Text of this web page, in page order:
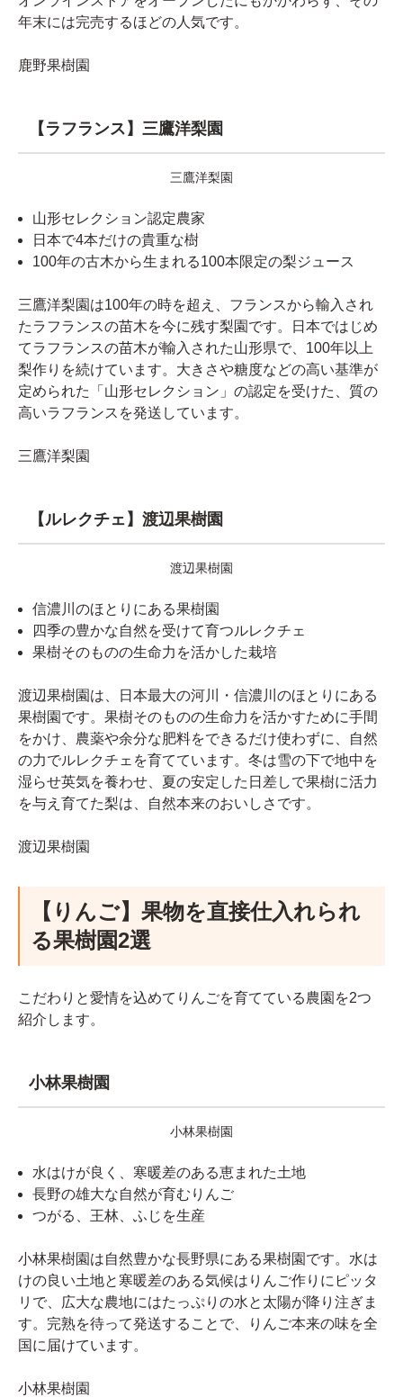
年末には完売するほどの人気です。
鹿野果樹園
【ラフランス】三鷹洋梨園
三鷹洋梨園
山形セレクション認定農家
日本で4本だけの貴重な樹
100年の古木から生まれる100本限定の梨ジュース
三鷹洋梨園は100年の時を超え、フランスから輸入され
たラフランスの苗木を今に残す梨園です。日本ではじめ
てラフランスの苗木が輸入された山形県で、100年以上
梨作りを続けています。大きさや糖度などの高い基準が
定められた「山形セレクション」の認定を受けた、質の
高いラフランスを発送しています。
三鷹洋梨園
【ルレクチェ】渡辺果樹園
渡辺果樹園
信濃川のほとりにある果樹園
四季の豊かな自然を受けて育つルレクチェ
果樹そのものの生命力を活かした栽培
渡辺果樹園は、日本最大の河川・信濃川のほとりにある
果樹園です。果樹そのものの生命力を活かすために手間
をかけ、農薬や余分な肥料をできるだけ使わずに、自然
の力でルレクチェを育てています。冬は雪の下で地中を
湿らせ英気を養わせ、夏の安定した日差しで果樹に活力
を与え育てた梨は、自然本来のおいしさです。
渡辺果樹園
【りんご】果物を直接仕入れられ
る果樹園2選
こだわりと愛情を込めてりんごを育てている農園を2つ
紹介します。
小林果樹園
小林果樹園
水はけが良く、寒暖差のある恵まれた土地
長野の雄大な自然が育むりんご
つがる、王林、ふじを生産
小林果樹園は自然豊かな長野県にある果樹園です。水は
けの良い土地と寒暖差のある気候はりんご作りにピッタ
リで、広大な農地にはたっぷりの水と太陽が降り注ぎま
す。完熟を待って発送することで、りんご本来の味を全
国に届けています。
小林果樹園